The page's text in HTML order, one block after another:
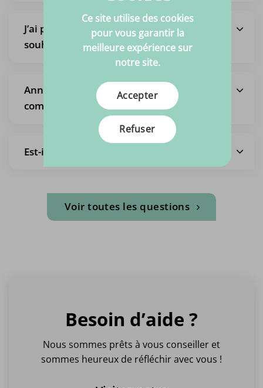
J’ai passé une commande mais je
souhaite la modifier
Annulation de l’intégralité de la
commande
Est-il possible de ramasser les tissus ?
Voir toutes les questions
Besoin d’aide ?
Nous sommes prêts à vous conseiller et
sommes heureux de réfléchir avec vous !
Ce site utilise des cookies
pour vous garantir la
meilleure expérience sur
notre site.
Accepter
Refuser